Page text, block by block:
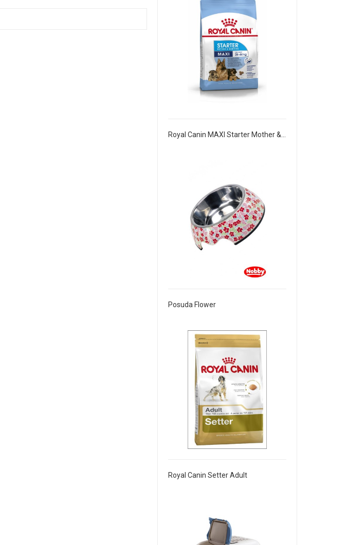
Posuda Flower
Royal Canin Setter Adult